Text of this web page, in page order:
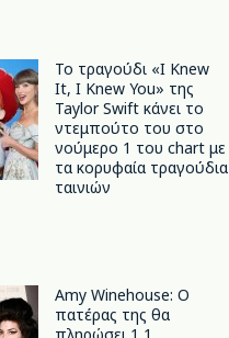
Το τραγούδι «I Knew
It, I Knew You» της
Taylor Swift κάνει το
ντεμπούτο του στο
νούμερο 1 του chart με
τα κορυφαία τραγούδια
ταινιών
Amy Winehouse: Ο
πατέρας της θα